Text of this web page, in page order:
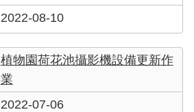
2022-08-10
植物園荷花池攝影機設備更新作
業
2022-07-06